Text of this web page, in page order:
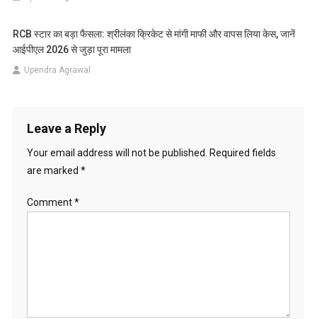
RCB स्टार का बड़ा फैसला: श्रीलंका क्रिकेट से मांगी माफी और वापस लिया केस, जानें
आईपीएल 2026 से जुड़ा पूरा मामला
Upendra Agrawal
Leave a Reply
Your email address will not be published. Required fields
are marked *
Comment*